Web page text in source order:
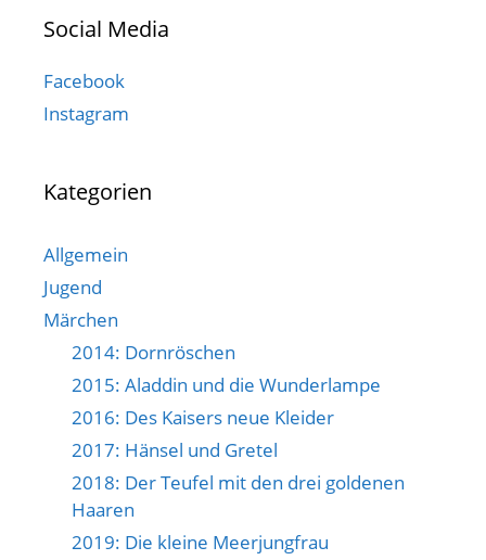
Social Media
Facebook
Instagram
Kategorien
Allgemein
Jugend
Märchen
2014: Dornröschen
2015: Aladdin und die Wunderlampe
2016: Des Kaisers neue Kleider
2017: Hänsel und Gretel
2018: Der Teufel mit den drei goldenen
Haaren
2019: Die kleine Meerjungfrau